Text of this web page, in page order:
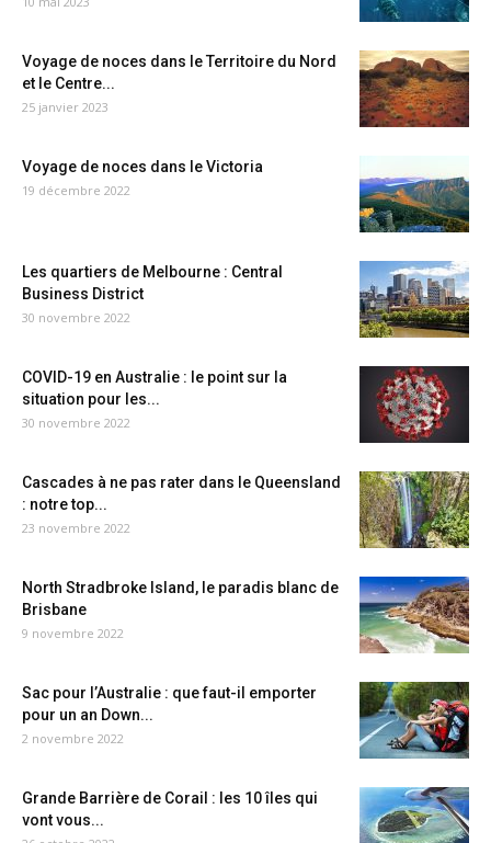
Voyage de noces dans le Territoire du Nord
et le Centre...
25 janvier 2023
Voyage de noces dans le Victoria
19 décembre 2022
Les quartiers de Melbourne : Central
Business District
30 novembre 2022
COVID-19 en Australie : le point sur la
situation pour les...
30 novembre 2022
Cascades à ne pas rater dans le Queensland
: notre top...
23 novembre 2022
North Stradbroke Island, le paradis blanc de
Brisbane
9 novembre 2022
Sac pour l’Australie : que faut-il emporter
pour un an Down...
2 novembre 2022
Grande Barrière de Corail : les 10 îles qui
vont vous...